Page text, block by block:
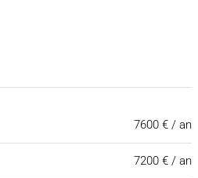
7600 € / an
7200 € / an